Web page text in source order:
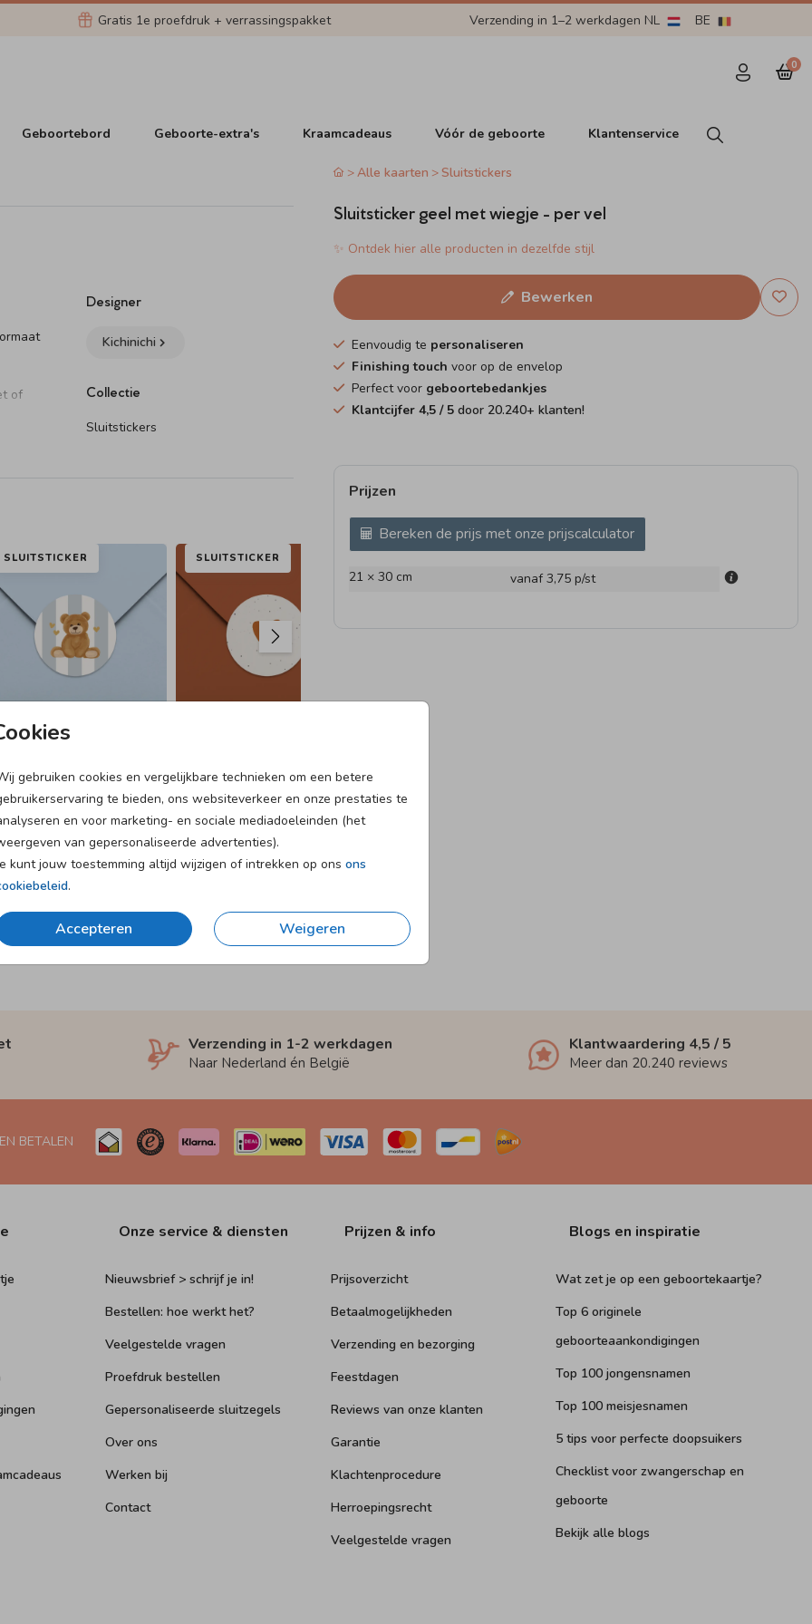
Gratis 1e proefdruk + verrassingspakket Verzending in 1–2 werkdagen NL BE
0
Geboortebord Geboorte-extra's Kraamcadeaus Vóór de geboorte Klantenservice
gebruiken cookies en vergelijkbare technieken om een betere
te bieden, ons websiteverkeer en onze prestaties te
en voor marketing- en sociale mediadoeleinden (het
van gepersonaliseerde advertenties).
kunt jouw toestemming altijd wijzigen of intrekken op ons ons
.
Accepteren Weigeren
of
in
Designer
Kichinichi
Collectie
Sluitstickers
SLUITSTICKER SLUITSTICKER
Alle kaarten Sluitstickers
Sluitsticker geel met wiegje - per vel
✨ Ontdek hier alle producten in dezelfde stijl
Bewerken
Eenvoudig te personaliseren
Finishing touch voor op de envelop
Perfect voor geboortebedankjes
Klantcijfer 4,5/ 5door 20.240+ klanten!
Prijzen
Bereken de prijs met onze prijscalculator
21 × 30 cm vanaf 3,75 p/st
Verzending in 1-2 werkdagen
Naar Nederland én België
Klantwaardering 4,5 / 5
Meer dan 20.240 reviews
BETALEN
Onze service & diensten
Nieuwsbrief > schrijf je in!
Bestellen: hoe werkt het?
Veelgestelde vragen
Proefdruk bestellen
Gepersonaliseerde sluitzegels
Over ons
Werken bij
Contact
Prijzen & info
Prijsoverzicht
Betaalmogelijkheden
Verzending en bezorging
Feestdagen
Reviews van onze klanten
Garantie
Klachtenprocedure
Herroepingsrecht
Veelgestelde vragen
Blogs en inspiratie
Wat zet je op een geboortekaartje?
Top 6 originele
geboorteaankondigingen
Top 100 jongensnamen
Top 100 meisjesnamen
5 tips voor perfecte doopsuikers
Checklist voor zwangerschap en
geboorte
Bekijk alle blogs